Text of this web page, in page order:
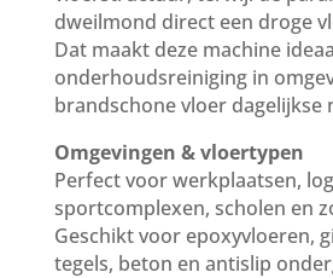
dweilmond direct een droge
Dat maakt deze machine
onderhoudsreiniging in
brandschone vloer dagelijkse
Omgevingen & vloertypen
Perfect voor werkplaatsen,
sportcomplexen, scholen en
Geschikt voor epoxyvloeren,
tegels, beton en antislip